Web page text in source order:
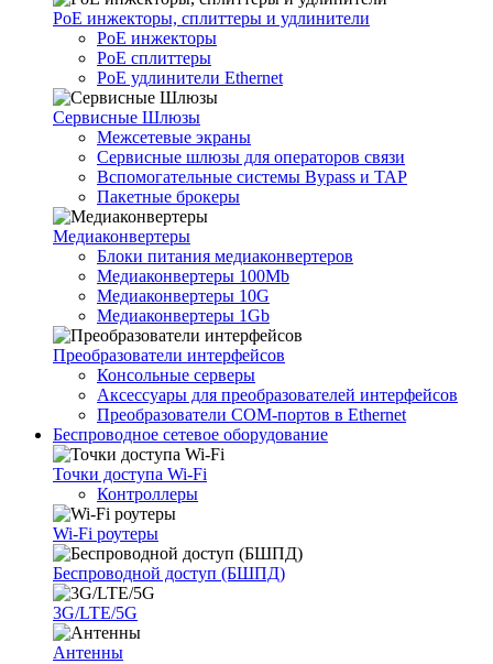
PoE инжекторы, сплиттеры и удлинители
PoE инжекторы
PoE сплиттеры
PoE удлинители Ethernet
Сервисные Шлюзы
Межсетевые экраны
Сервисные шлюзы для операторов связи
Вспомогательные системы Bypass и TAP
Пакетные брокеры
Медиаконвертеры
Блоки питания медиаконвертеров
Медиаконвертеры 100Mb
Медиаконвертеры 10G
Медиаконвертеры 1Gb
Преобразователи интерфейсов
Консольные серверы
Аксессуары для преобразователей интерфейсов
Преобразователи COM-портов в Ethernet
Беспроводное сетевое оборудование
Точки доступа Wi-Fi
Контроллеры
Wi-Fi роутеры
Беспроводной доступ (БШПД)
3G/LTE/5G
Антенны